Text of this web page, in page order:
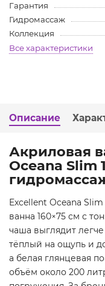
Гарантия
Гидромассаж
Коллекция
Все характеристики
Описание
Акриловая
Oceana Slim
Excellent Oceana
ванна 160×75 см с
чаша выглядит
тёплый на ощупь и
а белая глянцевая
объём около 200